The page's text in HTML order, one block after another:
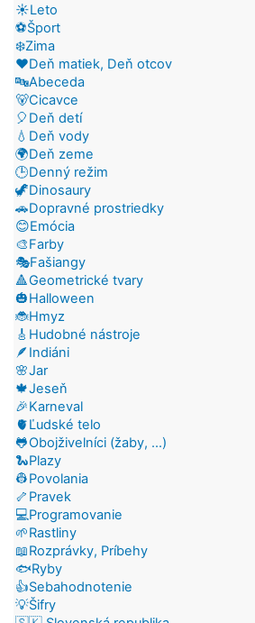
☀️Leto
⚽Šport
❄️Zima
❤️Deň matiek, Deň otcov
🔤Abeceda
🐻Cicavce
🎈Deň detí
💧Deň vody
🌍Deň zeme
🕒Denný režim
🦖Dinosaury
🚗Dopravné prostriedky
😊Emócia
🎨Farby
🎭Fašiangy
🔺Geometrické tvary
🎃Halloween
🐞Hmyz
🎸Hudobné nástroje
🪶Indiáni
🌸Jar
🍁Jeseň
🎉Karneval
🫀Ľudské telo
🐸Obojživelníci (žaby, ...)
🐍Plazy
👷Povolania
🦴Pravek
💻Programovanie
🌱Rastliny
📖Rozprávky, Príbehy
🐟Ryby
👍Sebahodnotenie
💡Šifry